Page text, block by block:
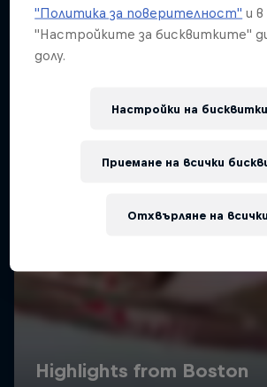
"Политика за поверителност" и в
"Настройките за бисквитките"
долу.
Настройки на
Отхвърляне на всички
Приемане на всички